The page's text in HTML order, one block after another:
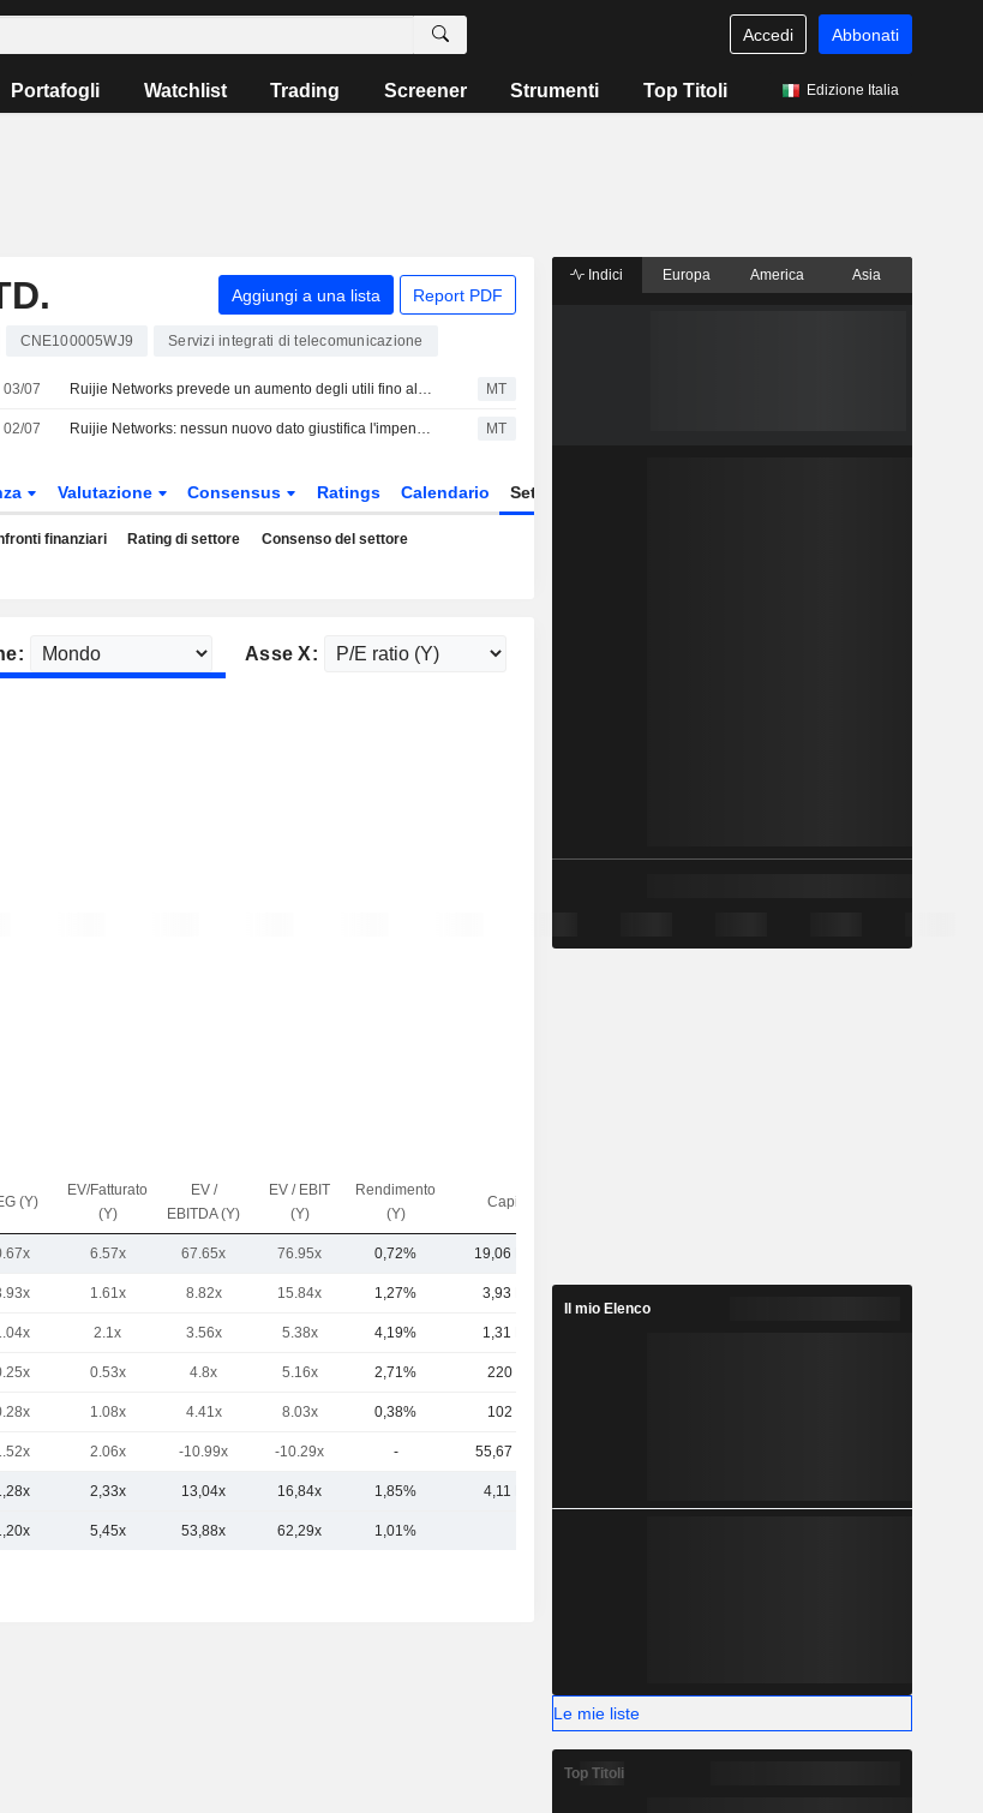
Accedi Abbonati
Portafogli Watchlist Trading Screener Strumenti Top Titoli Edizione Italia
Aggiungi a una lista Report PDF
CNE100005WJ9 Servizi integrati di telecomunicazione
03/07 Ruijie Networks prevede un aumento degli utili fino al 66% nel primo semestre; il titolo vola in Borsa MT
02/07 Ruijie Networks: nessun nuovo dato giustifica l'impennata del titolo MT
Valutazione Consensus Ratings Calendario Settore
finanziari Rating di settore Consenso del settore
Asse X:
(Y)
EV/Fatturato
(Y)
EV /
EBITDA (Y)
EV / EBIT
(Y)
Rendimento
(Y)
Capi.($)
6.57x 67.65x 76.95x 0,72% 19,06 Mrd
1.61x 8.82x 15.84x 1,27% 3,93 Mrd
2.1x 3.56x 5.38x 4,19% 1,31 Mrd
0.53x 4.8x 5.16x 2,71% 220 Mln
1.08x 4.41x 8.03x 0,38% 102 Mln
2.06x -10.99x -10.29x - 55,67 Mln
2,33x 13,04x 16,84x 1,85% 4,11 Mrd
5,45x 53,88x 62,29x 1,01%
Indici Europa America Asia
Il mio Elenco
Le mie liste
Top Titoli